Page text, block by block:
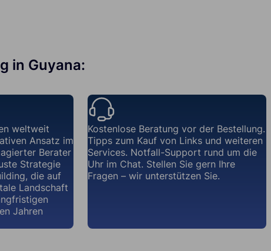
in Guyana:
weltweit
Ansatz im
Berater
Strategie
die auf
Landschaft
Jahren
Kostenlose Beratung vor der Bestellung.
Tipps zum Kauf von Links und weiteren
Services. Notfall-Support rund um die
Uhr im Chat. Stellen Sie gern Ihre
Fragen – wir unterstützen Sie.